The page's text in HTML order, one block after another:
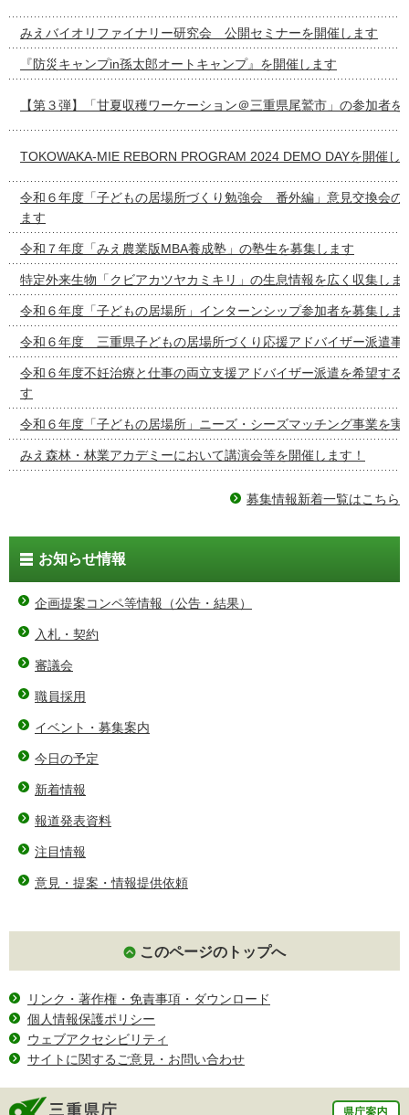
みえバイオリファイナリー研究会 公開セミナーを開催します
『防災キャンプin孫太郎オートキャンプ』を開催します
【第３弾】「甘夏収穫ワーケーション＠三重県尾鷲市」の参加者を
TOKOWAKA-MIE REBORN PROGRAM 2024 DEMO DAYを開催し
令和６年度「子どもの居場所づくり勉強会 番外編」意見交換会の
ます
令和７年度「みえ農業版MBA養成塾」の塾生を募集します
特定外来生物「クビアカツヤカミキリ」の生息情報を広く収集しま
令和６年度「子どもの居場所」インターンシップ参加者を募集しま
令和６年度 三重県子どもの居場所づくり応援アドバイザー派遣事
令和６年度不妊治療と仕事の両立支援アドバイザー派遣を希望する
す
令和６年度「子どもの居場所」ニーズ・シーズマッチング事業を実
みえ森林・林業アカデミーにおいて講演会等を開催します！
募集情報新着一覧はこちら
お知らせ情報
企画提案コンペ等情報（公告・結果）
入札・契約
審議会
職員採用
イベント・募集案内
今日の予定
新着情報
報道発表資料
注目情報
意見・提案・情報提供依頼
このページのトップへ
リンク・著作権・免責事項・ダウンロード
個人情報保護ポリシー
ウェブアクセシビリティ
サイトに関するご意見・お問い合わせ